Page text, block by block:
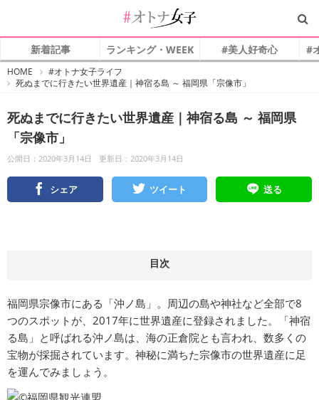
新着記事 ランキング・WEEK #美人好奇心 #
HOME
オ
ト
子
#オトナ女子ライフ
死ぬまでに行きたい世界遺産｜神宿る島 ～ 福岡県「宗像市」
死ぬまでに行きたい世界遺産｜神宿る島 ～ 福岡県
「宗像市」
公開日：2020年3月14日 更新日：2020年3月14日
シェア ツイート 送る
目次
福岡県宗像市にある「沖ノ島」。周辺の島や神社など全部で8
つのスポットが、2017年に世界遺産に登録されました。「神宿
る島」と呼ばれる沖ノ島は、海の正倉院とも言われ、数多くの
宝物が採掘されています。神秘に満ちた宗像市の世界遺産に足
を運んでみましょう。